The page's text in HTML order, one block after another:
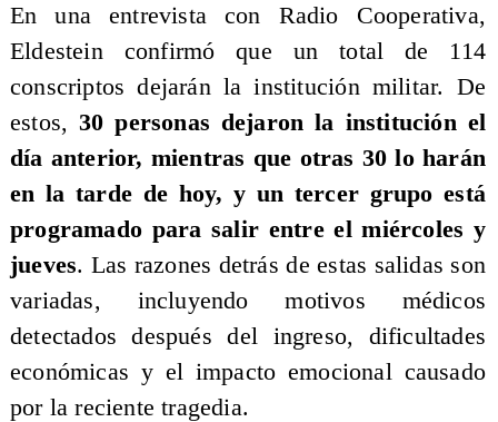
En una entrevista con Radio Cooperativa,
Eldestein confirmó que un total de 114
conscriptos dejarán la institución militar. De
estos,30 personas dejaron la institución el
día anterior, mientras que otras 30 lo harán
en la tarde de hoy, y un tercer grupo está
programado para salir entre el miércoles y
jueves. Las razones detrás de estas salidas son
variadas, incluyendo motivos médicos
detectados después del ingreso, dificultades
económicas y el impacto emocional causado
por la reciente tragedia.